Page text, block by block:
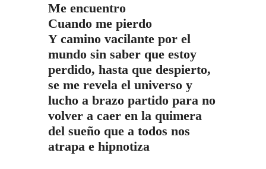
Me encuentro
Cuando me pierdo
Y camino vacilante por el
mundo sin saber que estoy
perdido, hasta que despierto,
se me revela el universo y
lucho a brazo partido para no
volver a caer en la quimera
del sueño que a todos nos
atrapa e hipnotiza